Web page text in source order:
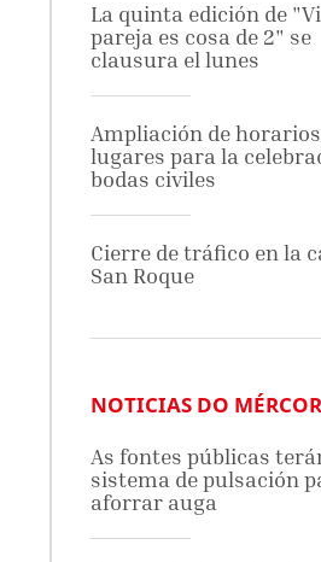
La quinta edición de
pareja es cosa de 2" se
clausura el lunes
Ampliación de
lugares para la
bodas civiles
Cierre de tráfico en la
San Roque
NOTICIAS DO
As fontes públicas
sistema de pulsación
aforrar auga